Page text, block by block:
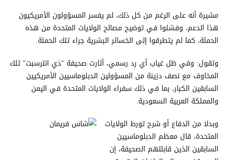
مشيرة أنه على الرغم من كل ذلك، لم يفسر المسؤولون الأمريكيون
هذا الدعم، وفشلوا في توضيح مصالح الولايات المتحدة من هذه
الحملة، كما لم يتطرقوا إلى الخسائر البشرية جراء تلك الحملة.
وتقول: وفي ظل غياب أي رد رسمي، أثارت صحيفة "ذي انترسبت" تلك
المخاوف مع نصف دزينة من المسؤولين الدبلوماسيين الأمريكيين
السابقين الكبار، بما في ذلك سفراء الولايات المتحدة في اليمن
والمملكة العربية السعودية.
وبدلا من الدفاع أو شرح تورط الولايات
المتحدة، قال معظم الدبلوماسيين
السابقين الذين قابلتهم الصحيفة، إن